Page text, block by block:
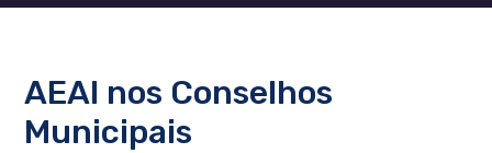
AEAI nos Conselhos
Municipais